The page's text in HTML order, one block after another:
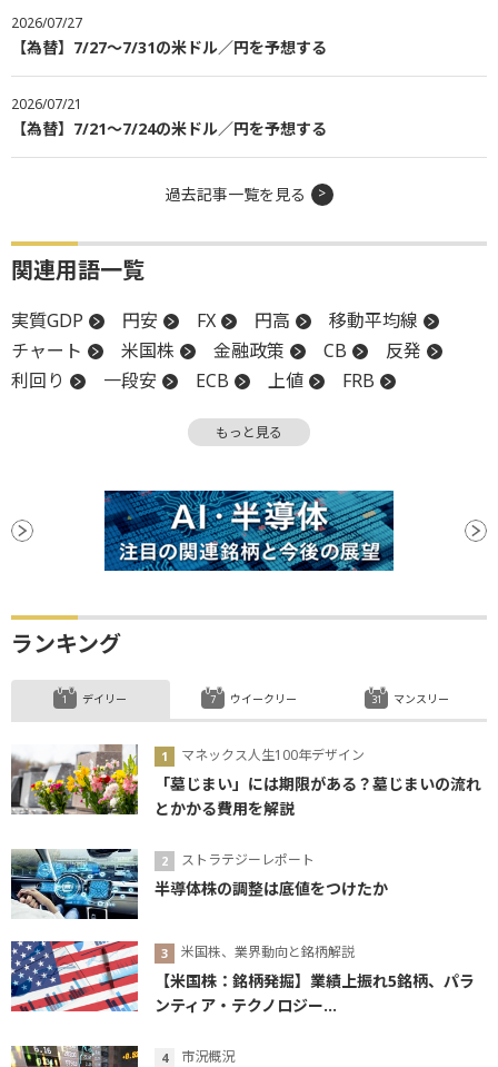
2026/07/27
【為替】7/27～7/31の米ドル／円を予想する
2026/07/21
【為替】7/21～7/24の米ドル／円を予想する
過去記事一覧を見る
関連用語一覧
実質GDP 円安 FX 円高
移動平均線
チャート
米国株 金融政策 CB
反発
利回り
一段安 ECB 上値
FRB
もっと見る
ランキング
デイリー
マネックス人生100年デザイン
「墓じまい」には期限がある？墓じまいの流れ
とかかる費用を解説
ストラテジーレポート
半導体株の調整は底値をつけたか
米国株、業界動向と銘柄解説
【米国株：銘柄発掘】業績上振れ5銘柄、パラ
ンティア・テクノロジー...
市況概況
ウイークリー マンスリー